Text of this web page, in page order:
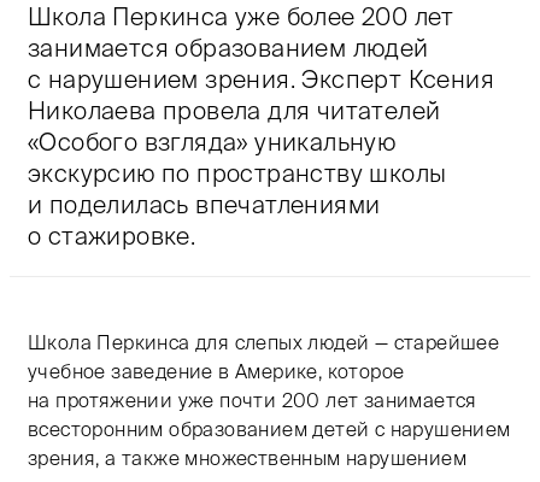
Школа Перкинса уже более 200 лет
занимается образованием людей
с нарушением зрения. Эксперт Ксения
Николаева провела для читателей
«Особого взгляда» уникальную
экскурсию по пространству школы
и поделилась впечатлениями
о стажировке.
Школа Перкинса для слепых людей — старейшее
учебное заведение в Америке, которое
на протяжении уже почти 200 лет занимается
всесторонним образованием детей с нарушением
зрения, а также множественным нарушением